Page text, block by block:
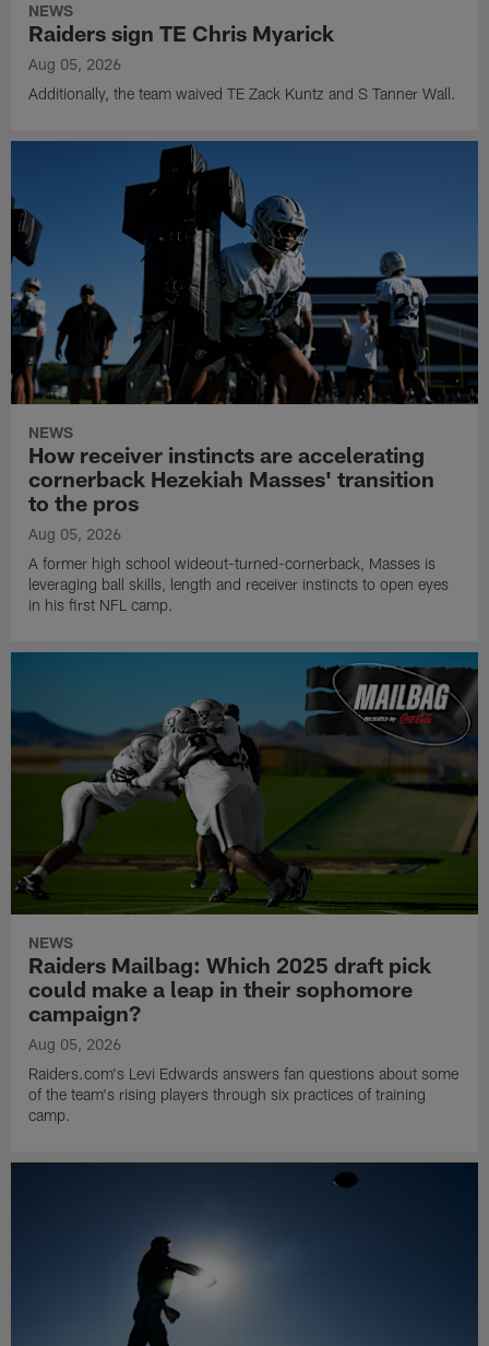
NEWS
Raiders sign TE Chris Myarick
Aug 05, 2026
Additionally, the team waived TE Zack Kuntz and S Tanner Wall.
NEWS
How receiver instincts are accelerating
cornerback Hezekiah Masses' transition
to the pros
Aug 05, 2026
A former high school wideout-turned-cornerback, Masses is
leveraging ball skills, length and receiver instincts to open eyes
in his first NFL camp.
NEWS
Raiders Mailbag: Which 2025 draft pick
could make a leap in their sophomore
campaign?
Aug 05, 2026
Raiders.com's Levi Edwards answers fan questions about some
of the team's rising players through six practices of training
camp.